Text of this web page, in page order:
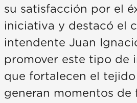
su satisfacción por el
iniciativa y destacó el
intendente Juan
promover este tipo de
que fortalecen el
generan momentos de